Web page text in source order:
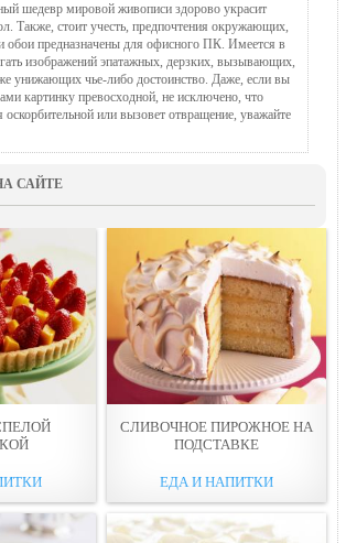
шедевр мировой живописи здорово украсит
Также, стоит учесть, предпочтения окружающих,
обои предназначены для офисного ПК. Имеется в
изображений эпатажных, дерзких, вызывающих,
унижающих чье-либо достоинство. Даже, если вы
картинку превосходной, не исключено, что
оскорбительной или вызовет отвращение, уважайте
САЙТЕ
СЛИВОЧНОЕ ПИРОЖНОЕ НА
ПОДСТАВКЕ
ЕДА И НАПИТКИ